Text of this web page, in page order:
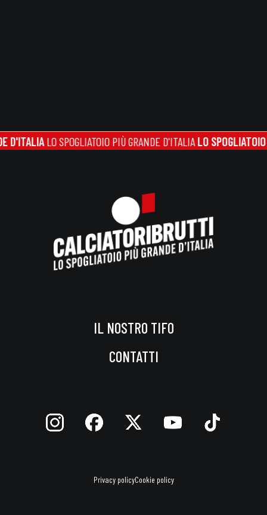
LO SPOGLIATOIO PIÙ GRANDE D'ITALIALO SPOGLIATOIO PIÙ
IL NOSTRO TIFO
CONTATTI
Privacy policyCookie policy